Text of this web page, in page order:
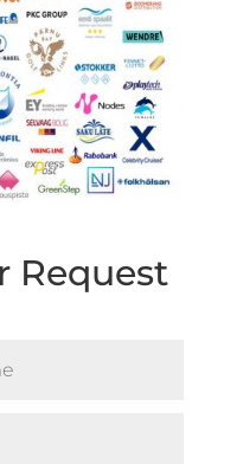
Request